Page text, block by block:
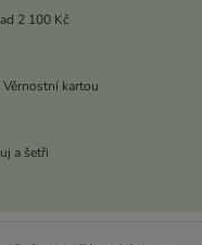
2 100 Kč
kartou
a šetři